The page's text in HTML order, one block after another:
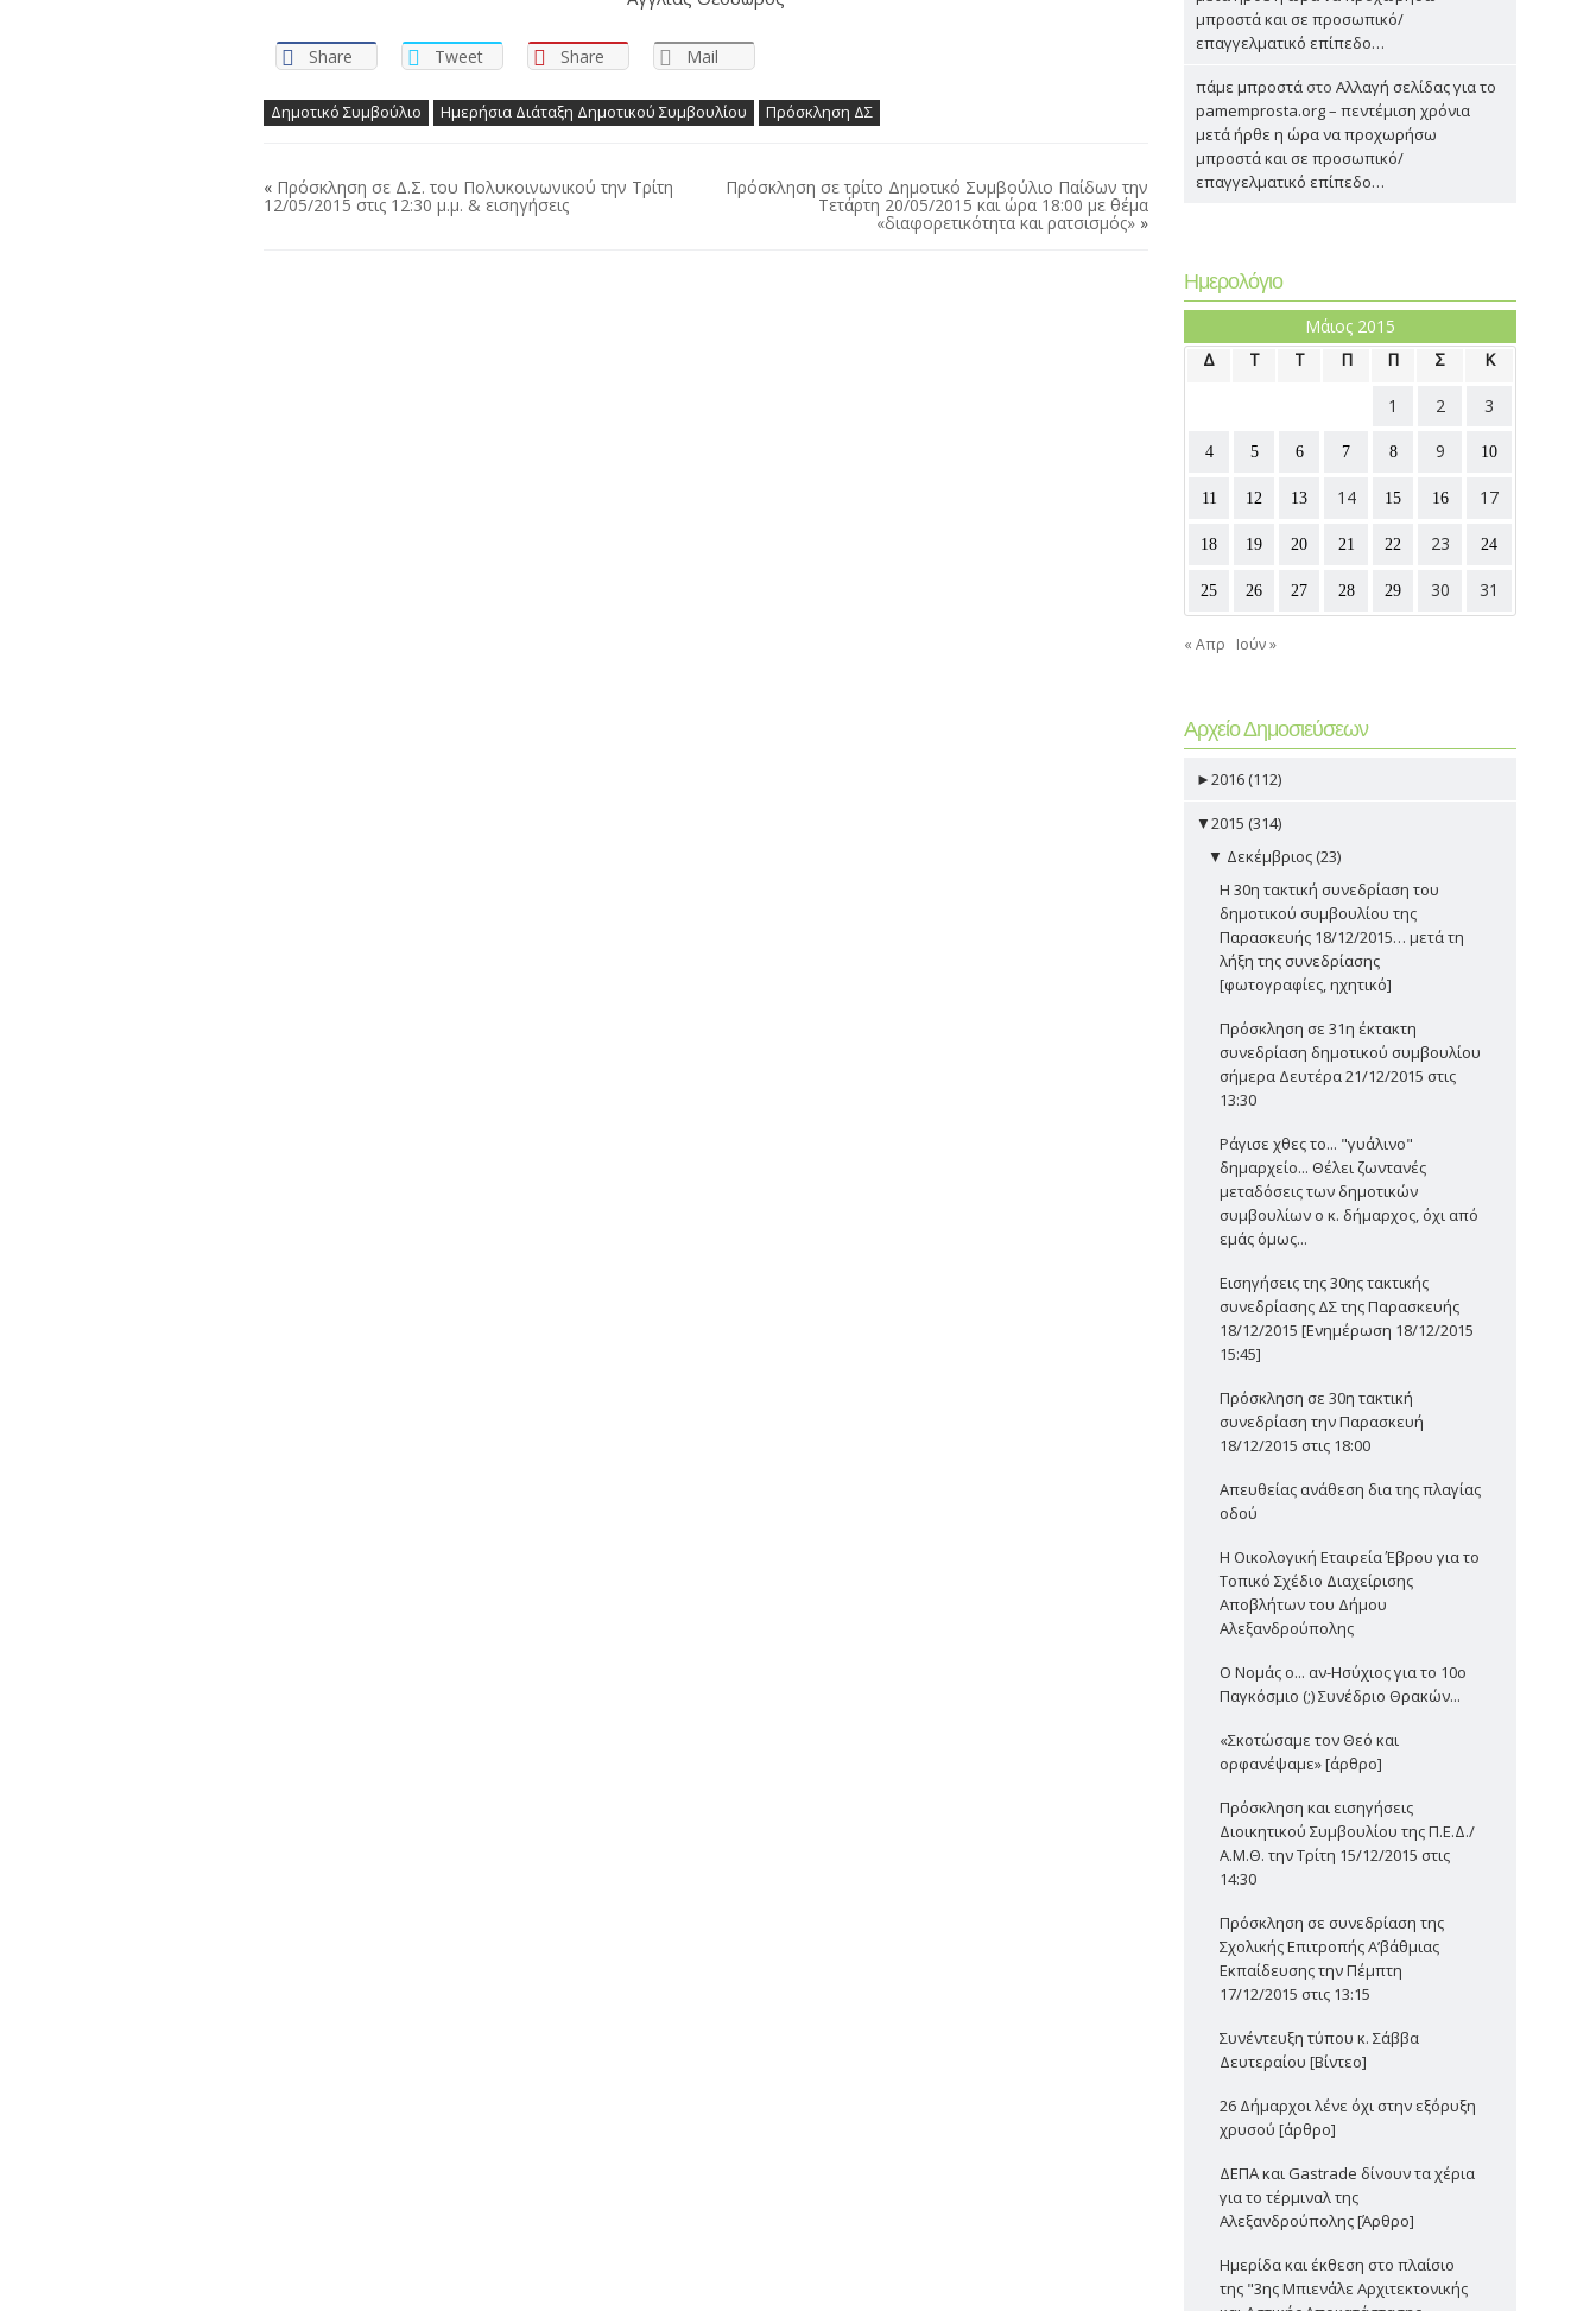
Share Tweet Share Mail
Δημοτικό Συμβούλιο Ημερήσια Διάταξη Δημοτικού Συμβουλίου Πρόσκληση ΔΣ
« Πρόσκληση σε Δ.Σ. του Πολυκοινωνικού την Τρίτη
12/05/2015 στις 12:30 μ.μ. & εισηγήσεις
Πρόσκληση σε τρίτο Δημοτικό Συμβούλιο Παίδων την
Τετάρτη 20/05/2015 και ώρα 18:00 με θέμα
«διαφορετικότητα και ρατσισμός» »
μπροστά και σε προσωπικό/
επαγγελματικό επίπεδο…
πάμε μπροστά στο Αλλαγή σελίδας για το
pamemprosta.org – πεντέμιση χρόνια
μετά ήρθε η ώρα να προχωρήσω
μπροστά και σε προσωπικό/
επαγγελματικό επίπεδο…
Ημερολόγιο
Μάιος 2015
Δ
Τ Τ Π Π Σ Κ
1 2 3
4 5 6 7 8 9 10
11 12 13 14 15 16 17
18 19 20 21 22 23 24
25 26 27 28 29 30 31
« Απρ Ιούν »
Αρχείο Δημοσιεύσεων
►2016 (112)
▼2015 (314)
▼ Δεκέμβριος (23)
Η 30η τακτική συνεδρίαση του
δημοτικού συμβουλίου της
Παρασκευής 18/12/2015… μετά τη
λήξη της συνεδρίασης
[φωτογραφίες, ηχητικό]
Πρόσκληση σε 31η έκτακτη
συνεδρίαση δημοτικού συμβουλίου
σήμερα Δευτέρα 21/12/2015 στις
13:30
Ράγισε χθες το... "γυάλινο"
δημαρχείο... Θέλει ζωντανές
μεταδόσεις των δημοτικών
συμβουλίων ο κ. δήμαρχος, όχι από
εμάς όμως...
Εισηγήσεις της 30ης τακτικής
συνεδρίασης ΔΣ της Παρασκευής
18/12/2015 [Ενημέρωση 18/12/2015
15:45]
Πρόσκληση σε 30η τακτική
συνεδρίαση την Παρασκευή
18/12/2015 στις 18:00
Απευθείας ανάθεση δια της πλαγίας
οδού
Η Οικολογική Εταιρεία Έβρου για το
Τοπικό Σχέδιο Διαχείρισης
Αποβλήτων του Δήμου
Αλεξανδρούπολης
Ο Νομάς ο... αν-Ησύχιος για το 10ο
Παγκόσμιο (;) Συνέδριο Θρακών...
«Σκοτώσαμε τον Θεό και
ορφανέψαμε» [άρθρο]
Πρόσκληση και εισηγήσεις
Διοικητικού Συμβουλίου της Π.Ε.Δ./
Α.Μ.Θ. την Τρίτη 15/12/2015 στις
14:30
Πρόσκληση σε συνεδρίαση της
Σχολικής Επιτροπής Α’βάθμιας
Εκπαίδευσης την Πέμπτη
17/12/2015 στις 13:15
Συνέντευξη τύπου κ. Σάββα
Δευτεραίου [Βίντεο]
26 Δήμαρχοι λένε όχι στην εξόρυξη
χρυσού [άρθρο]
ΔΕΠΑ και Gastrade δίνουν τα χέρια
για το τέρμιναλ της
Αλεξανδρούπολης [Άρθρο]
Ημερίδα και έκθεση στο πλαίσιο
της "3ης Μπιενάλε Αρχιτεκτονικής